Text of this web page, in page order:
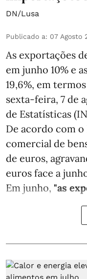
DN/Lusa
Publicado a: 07 Agosto
As exportações
em junho 10% e
19,6%, em
sexta-feira, 7 de
de Estatísticas
De acordo com o
comercial de
de euros,
euros face a
Em junho, "as